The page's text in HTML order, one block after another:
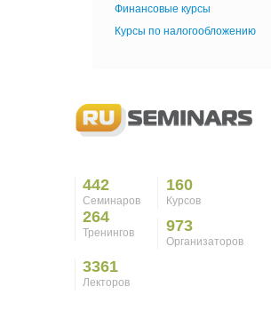
Финансовые курсы
Курсы по налогообложению
442
Семинаров
160
Курсов
264
Тренингов 973
Организаторов
3361
Лекторов